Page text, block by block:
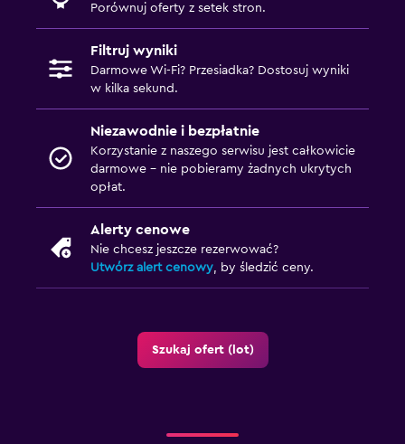
Porównuj oferty z setek stron.
Filtruj wyniki
Darmowe Wi-Fi? Przesiadka? Dostosuj wyniki
w kilka sekund.
Niezawodnie i bezpłatnie
Korzystanie z naszego serwisu jest całkowicie
darmowe – nie pobieramy żadnych ukrytych
opłat.
Alerty cenowe
Nie chcesz jeszcze rezerwować?
Utwórz alert cenowy , by śledzić ceny.
Szukaj ofert (lot)